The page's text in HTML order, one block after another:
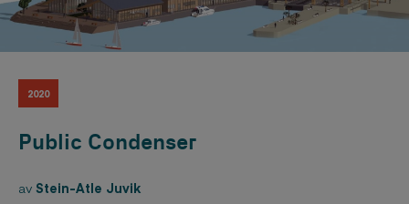
2020
Public Condenser
av Stein-Atle Juvik